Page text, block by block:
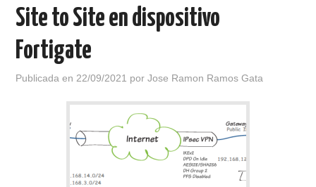
Site to Site en dispositivo
Fortigate
Publicada en 22/09/2021 porJose Ramon Ramos Gata